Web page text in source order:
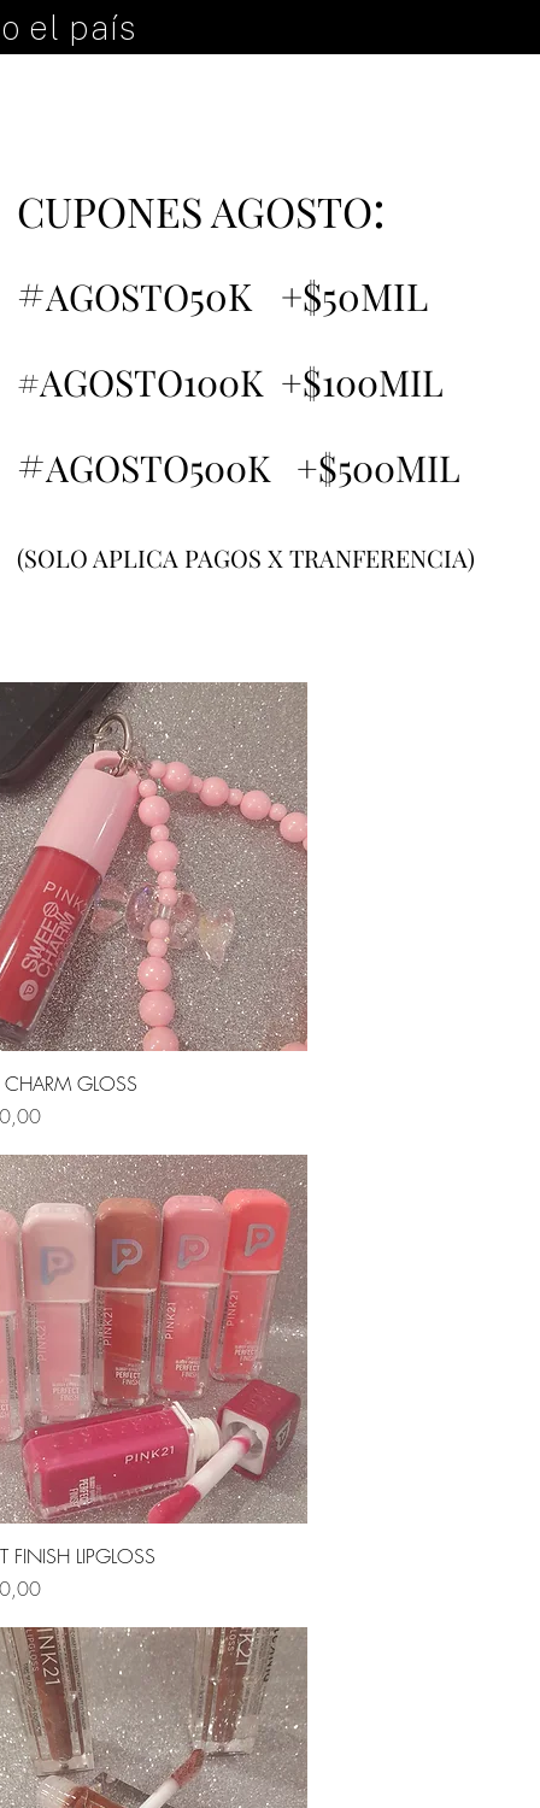
el país
CUPONES AGOSTO:
#AGOSTO50K +$50MIL
#AGOSTO100K +$100MIL
#AGOSTO500K +$500MIL
(SOLO APLICA PAGOS X TRANFERENCIA)
Vista rápida
CHARM GLOSS
Vista rápida
FINISH LIPGLOSS